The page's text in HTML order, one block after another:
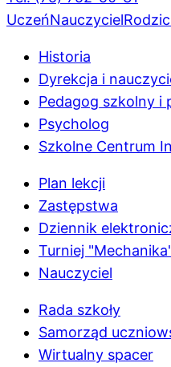
UczeńNauczycielRodzic
Historia
Dyrekcja i
Pedagog szkolny i
Psycholog
Szkolne Centrum
Plan lekcji
Zastępstwa
Dziennik
Turniej
Nauczyciel
Rada szkoły
Samorząd
Wirtualny spacer